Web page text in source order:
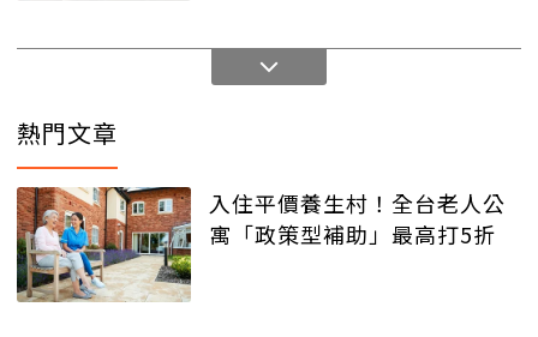
熱門文章
入住平價養生村！全台老人公
寓「政策型補助」最高打5折